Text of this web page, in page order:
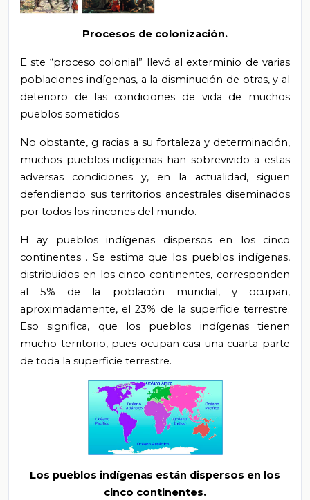
Procesos de colonización.
Este “proceso colonial” llevó al exterminio de varias
poblaciones indígenas, a la disminución de otras, y al
deterioro de las condiciones de vida de muchos
pueblos sometidos.
No obstante, g racias a su fortaleza y determinación,
muchos pueblos indígenas han sobrevivido a estas
adversas condiciones y, en la actualidad, siguen
defendiendo sus territorios ancestrales diseminados
por todos los rincones del mundo.
H ay pueblos indígenas dispersos en los cinco
continentes . Se estima que los pueblos indígenas,
distribuidos en los cinco continentes, corresponden
al 5% de la población mundial, y ocupan,
aproximadamente, el 23% de la superficie terrestre.
Eso significa, que los pueblos indígenas tienen
mucho territorio, pues ocupan casi una cuarta parte
de toda la superficie terrestre.
Los pueblos indígenas están dispersos en los
cinco continentes.